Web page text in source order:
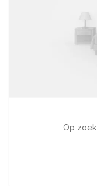
Op